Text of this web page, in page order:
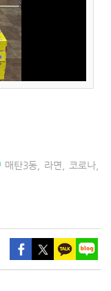
매탄3동 라면 코로나